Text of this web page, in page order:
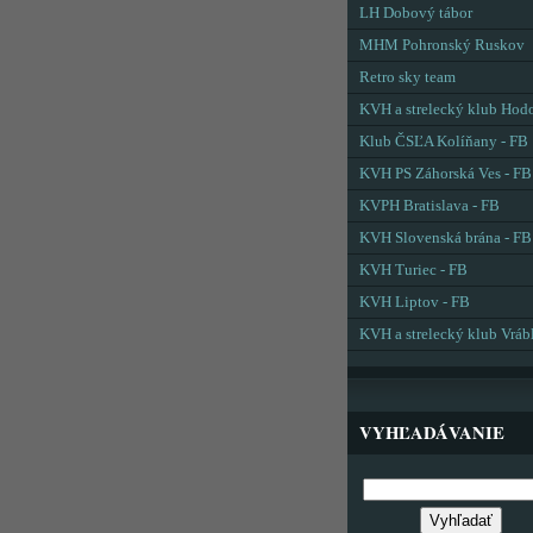
LH Dobový tábor
MHM Pohronský Ruskov
Retro sky team
KVH a strelecký klub
Klub ČSĽA Kolíňany - FB
KVH PS Záhorská Ves - FB
KVPH Bratislava - FB
KVH Slovenská brána - FB
KVH Turiec - FB
KVH Liptov - FB
KVH a strelecký klub
VYHĽADÁVANIE